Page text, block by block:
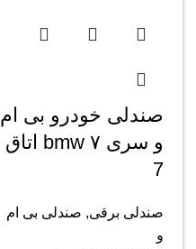
صندلی خودرو بی ام
و سری ۷ bmw اتاق
‌7
صندلی برقی, صندلی بی ام
و